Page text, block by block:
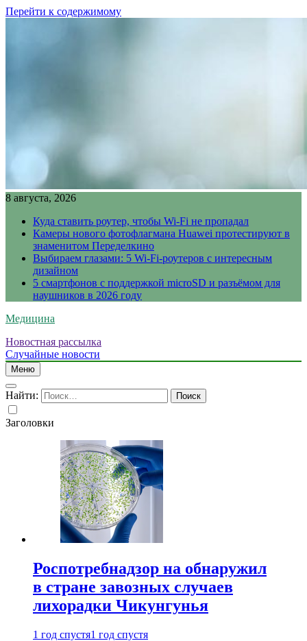
Перейти к содержимому
8 августа, 2026
Куда ставить роутер, чтобы Wi-Fi не пропадал
Камеры нового фотофлагмана Huawei протестируют в
знаменитом Переделкино
Выбираем глазами: 5 Wi-Fi-роутеров с интересным
дизайном
5 смартфонов с поддержкой microSD и разъёмом для
наушников в 2026 году
Медицина
Новостная рассылка
Случайные новости
Меню
Найти:
Заголовки
Роспотребнадзор на обнаружил
в стране завозных случаев
лихорадки Чикунгунья
1 год спустя1 год спустя